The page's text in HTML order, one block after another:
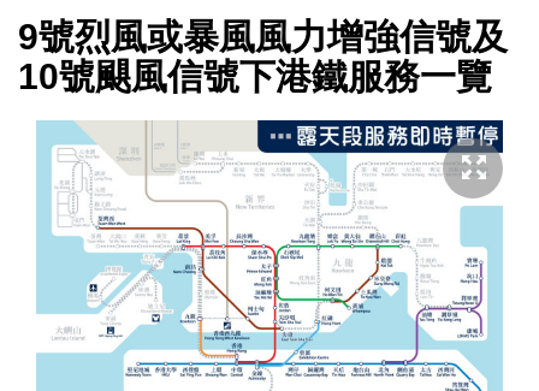
9號烈風或暴風風力增強信號及
10號颶風信號下港鐵服務一覽